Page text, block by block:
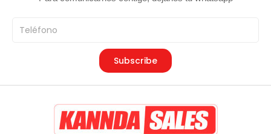
Teléfono
Subscribe